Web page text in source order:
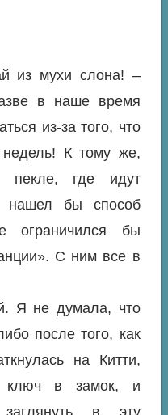
из мухи слона! –
в наше время
из-за того, что
К тому же,
где идут
нашел бы способ
ограничился бы
С ним все в
Я не думала, что
после того, как
на Китти,
ключ в замок, и
в эту